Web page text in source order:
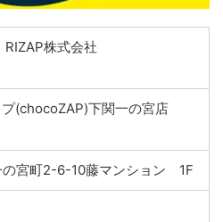
RIZAP株式会社
(chocoZAP)下関一の宮店
の宮町2-6-10藤マンション 1F